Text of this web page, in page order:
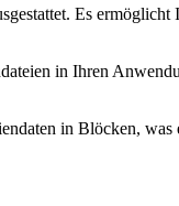
Es
in Ihren
in Blöcken,